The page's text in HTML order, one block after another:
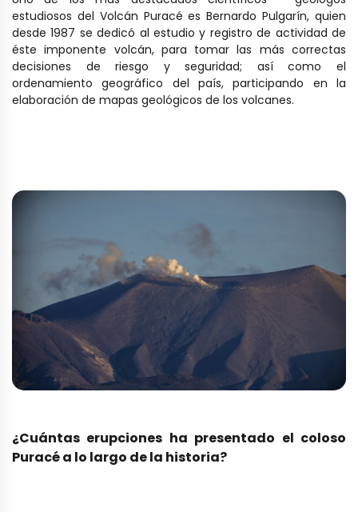
estudiosos del Volcán Puracé es Bernardo Pulgarín, quien
desde 1987 se dedicó al estudio y registro de actividad de
éste imponente volcán, para tomar las más correctas
decisiones de riesgo y seguridad; así como el
ordenamiento geográfico del país, participando en la
elaboración de mapas geológicos de los volcanes.
¿Cuántas erupciones ha presentado el coloso
Puracé a lo largo de la historia?